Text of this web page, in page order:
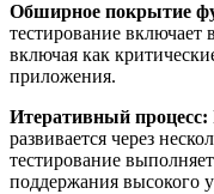
Обширное покрытие
тестирование
включая как
приложения.
Итеративный процесс:
развивается через
тестирование
поддержания высокого